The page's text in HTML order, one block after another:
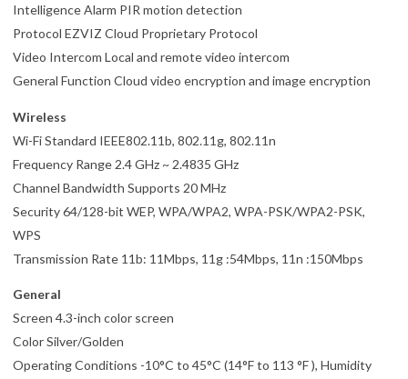
Intelligence Alarm PIR motion detection
Protocol EZVIZ Cloud Proprietary Protocol
Video Intercom Local and remote video intercom
General Function Cloud video encryption and image encryption
Wireless
Wi-Fi Standard IEEE802.11b, 802.11g, 802.11n
Frequency Range 2.4 GHz ~ 2.4835 GHz
Channel Bandwidth Supports 20 MHz
Security 64/128-bit WEP, WPA/WPA2, WPA-PSK/WPA2-PSK,
WPS
Transmission Rate 11b: 11Mbps, 11g :54Mbps, 11n :150Mbps
General
Screen 4.3-inch color screen
Color Silver/Golden
Operating Conditions -10°C to 45°C (14°F to 113 °F ), Humidity